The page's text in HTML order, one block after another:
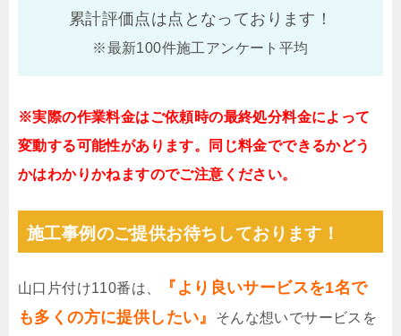
累計評価点は点となっております！
※最新100件施工アンケート平均
※実際の作業料金はご依頼時の最終処分料金によって
変動する可能性があります。同じ料金でできるかどう
かはわかりかねますのでご注意ください。
施工事例のご提供お待ちしております！
山口片付け110番は、
『より良いサービスを1名で
も多くの方に提供したい』
そんな想いでサービスを